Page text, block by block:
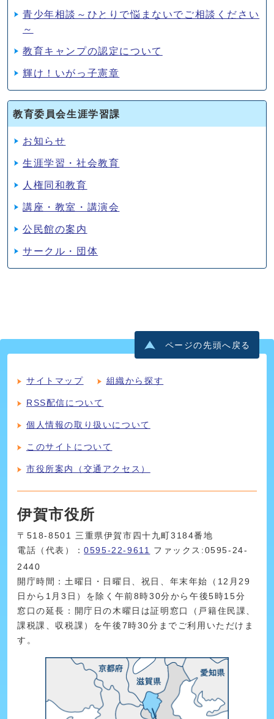
青少年相談～ひとりで悩まないでご相談ください
～
教育キャンプの認定について
輝け！いがっ子憲章
教育委員会生涯学習課
お知らせ
生涯学習・社会教育
人権同和教育
講座・教室・講演会
公民館の案内
サークル・団体
ページの先頭へ戻る
サイトマップ 組織から探す
RSS配信について
個人情報の取り扱いについて
このサイトについて
市役所案内（交通アクセス）
伊賀市役所
〒518-8501 三重県伊賀市四十九町3184番地
電話（代表）：0595-22-9611 ファックス:0595-24-
2440
開庁時間：土曜日・日曜日、祝日、年末年始（12月29
日から1月3日）を除く午前8時30分から午後5時15分
窓口の延長：開庁日の木曜日は証明窓口（戸籍住民課、
課税課、収税課）を午後7時30分までご利用いただけま
す。